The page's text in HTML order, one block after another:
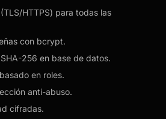
HTTPS) para todas las
con bcrypt.
256 en base de datos.
en roles.
anti-abuso.
cifradas.